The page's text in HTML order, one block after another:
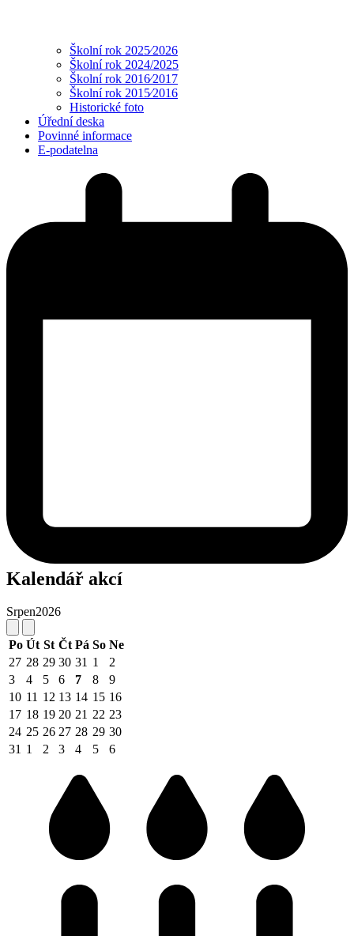
Školní rok 2025⁄2026
Školní rok 2024/2025
Školní rok 2016⁄2017
Školní rok 2015⁄2016
Historické foto
Úřední deska
Povinné informace
E-podatelna
Kalendář akcí
Srpen2026
Po Út St Čt Pá So Ne
27 28 29 30 31 1
2
3
4 5 6 7 8
9
10 11 12 13 14 15 16
17 18 19 20 21 22 23
24 25 26 27 28 29 30
31 1 2 3 4 5 6